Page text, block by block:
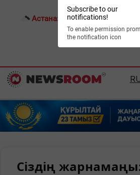
Subscribe to our
notifications!
To enable permission
the notification icon
Астана: 22°C Алматы:
Сіздің